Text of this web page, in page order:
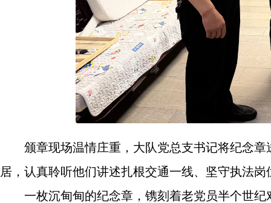
颁章现场温情庄重，大队党总支书记将纪念
居，认真聆听他们讲述扎根交通一线、坚守执法岗
一枚沉甸甸的纪念章，镌刻着老党员半个世